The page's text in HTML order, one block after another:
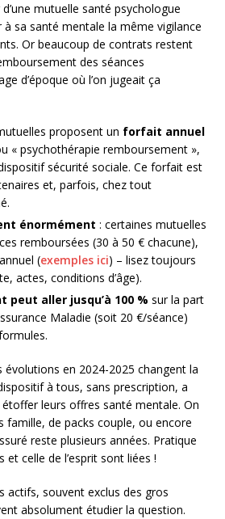
mutuelle santé psychologue
à sa santé mentale la même vigilance
Or beaucoup de contrats restent
des séances
d’époque où l’on jugeait ça
proposent un forfait annuel
« psychothérapie remboursement »,
sécurité sociale. Ce forfait est
et, parfois, chez tout
énormément : certaines mutuelles
remboursées (30 à 50 € chacune),
(exemples ici) – lisez toujours
actes, conditions d’âge).
peut aller jusqu’à 100 % sur la part
Maladie (soit 20 €/séance)
évolutions en 2024-2025 changent la
à tous, sans prescription, a
leurs offres santé mentale. On
famille, de packs couple, ou encore
reste plusieurs années. Pratique
celle de l’esprit sont liées !
actifs, souvent exclus des gros
absolument étudier la question.